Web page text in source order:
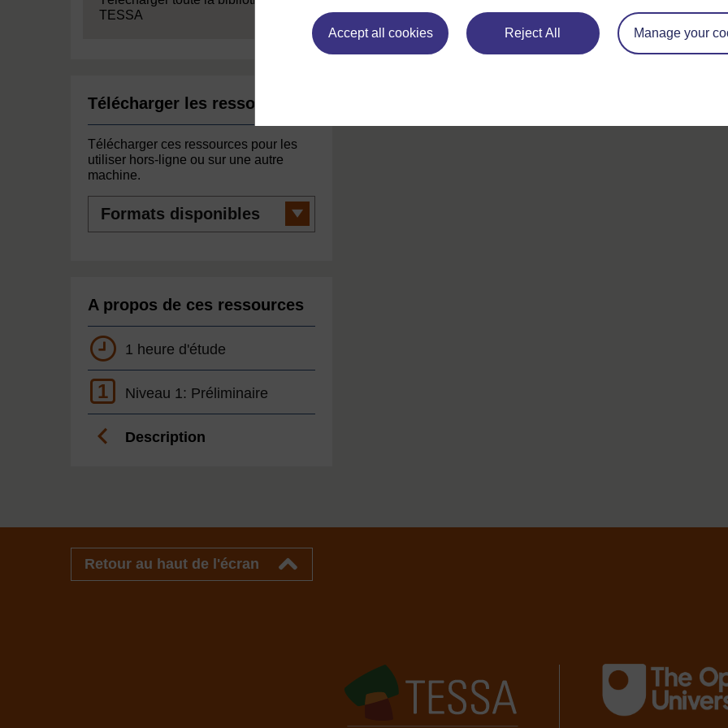
Accept all cookies Reject All Manage your
TESSA
Télécharger les ressources
Télécharger ces ressources pour les
utiliser hors-ligne ou sur une autre
machine.
disponibles
A propos de ces ressources
1 heure d'étude
1 Niveau 1: Préliminaire
Description
Retour au haut de l'écran